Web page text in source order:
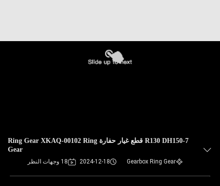
R130 DH150-7 قطع غيار حفارة Ring Gear XKAQ-00102 Ring
Gear
Gearbox Ring Gear
2024-12-18 18 وجهات النظر